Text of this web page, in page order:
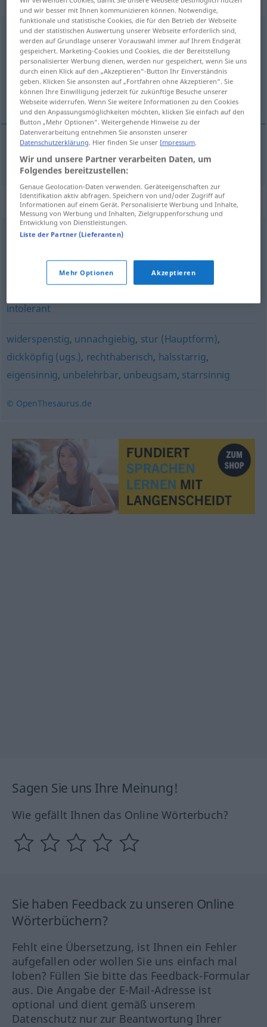
unverbesserlich
Übersicht aller Übersetzungen
(Für mehr Details die Übersetzung anklicken/antippen)
onverbeterlijk
onverbeterlijk unverbesserlich
Synonyme für "unverbesserlich"
hoffnungslos
eingefleischt
intolerant
widerspenstig, unnachgiebig, stur (Hauptform),
dickköpfig (ugs.), rechthaberisch, halsstarrig,
eigensinnig, unbelehrbar, unbeugsam, starrsinnig
© OpenThesaurus.de
Sagen Sie uns Ihre Meinung!
Wie gefällt Ihnen das Online Wörterbuch?
Sie haben Feedback zu unseren Online
Wörterbüchern?
Fehlt eine Übersetzung, ist Ihnen ein Fehler
aufgefallen oder wollen Sie uns einfach mal
loben? Füllen Sie bitte das Feedback-Formular
aus. Die Angabe der E-Mail-Adresse ist
optional und dient gemäß unserem
Datenschutz nur zur Beantwortung Ihrer
und wir besser mit Ihnen kommunizieren können. Notwendige,
funktionale und statistische Cookies, die für den Betrieb der Webseite
und der statistischen Auswertung unserer Webseite erforderlich sind,
werden auf Grundlage unserer Vorauswahl immer auf Ihrem Endgerät
gespeichert. Marketing-Cookies und Cookies, die der Bereitstellung
personalisierter Werbung dienen, werden nur gespeichert, wenn Sie uns
durch einen Klick auf den „Akzeptieren“-Button Ihr Einverständnis
geben. Klicken Sie ansonsten auf „Fortfahren ohne Akzeptieren“. Sie
können Ihre Einwilligung jederzeit für zukünftige Besuche unserer
Webseite widerrufen. Wenn Sie weitere Informationen zu den Cookies
und den Anpassungsmöglichkeiten möchten, klicken Sie einfach auf den
Button „Mehr Optionen“. Weitergehende Hinweise zu der
Datenverarbeitung entnehmen Sie ansonsten unserer
Datenschutzerklärung. Hier finden Sie unserImpressum.
Wir und unsere Partner verarbeiten Daten, um
Folgendes bereitzustellen:
Genaue Geolocation-Daten verwenden. Geräteeigenschaften zur
Identifikation aktiv abfragen. Speichern von und/oder Zugriff auf
Informationen auf einem Gerät. Personalisierte Werbung und Inhalte,
Messung von Werbung und Inhalten, Zielgruppenforschung und
Entwicklung von Dienstleistungen.
Liste der Partner (Lieferanten)
Mehr Optionen Akzeptieren